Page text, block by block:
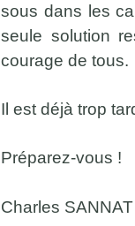
sous dans les
seule solution
courage de tous.
Il est déjà trop
Préparez-vous !
Charles SANNAT